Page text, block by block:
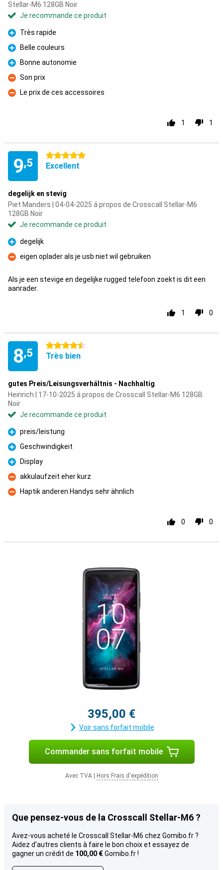
Stellar-M6 128GB Noir
Je recommande ce produit
Pour
Très rapide
Pour
Belle couleurs
Pour
Bonne autonomie
Contre
Son prix
Contre
Le prix de ces accessoires
1 1
9,5
5 étoiles
Excellent
degelijk en stevig
Piet Manders | 04-04-2025 á propos de Crosscall Stellar-M6
128GB Noir
Je recommande ce produit
Pour
degelijk
Contre
eigen oplader als je usb niet wil gebruiken
Als je een stevige en degelijke rugged telefoon zoekt is dit een
aanrader.
1 0
8,5
4.5 étoiles
Très bien
gutes Preis/Leisungsverhältnis - Nachhaltig
Heinrich | 17-10-2025 á propos de Crosscall Stellar-M6 128GB
Noir
Je recommande ce produit
Pour
preis/leistung
Pour
Geschwindigkeit
Pour
Display
Contre
akkulaufzeit eher kurz
Contre
Haptik anderen Handys sehr ähnlich
0 0
395,00 €
Voir sans forfait mobile
Commander sans forfait mobile
Avec TVA| Hors Frais d'expédition
Que pensez-vous de la Crosscall Stellar-M6 ?
Avez-vous acheté le Crosscall Stellar-M6 chez Gomibo.fr ?
Aidez d'autres clients à faire le bon choix et essayez de
gagner un crédit de 100,00 €Gomibo.fr !